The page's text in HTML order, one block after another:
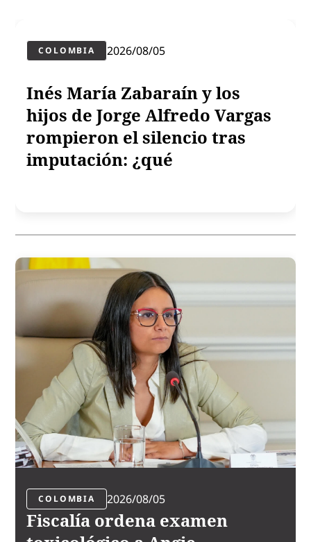
COLOMBIA 2026/08/05
Inés María Zabaraín y los
hijos de Jorge Alfredo Vargas
rompieron el silencio tras
imputación: ¿qué
COLOMBIA 2026/08/05
Fiscalía ordena examen